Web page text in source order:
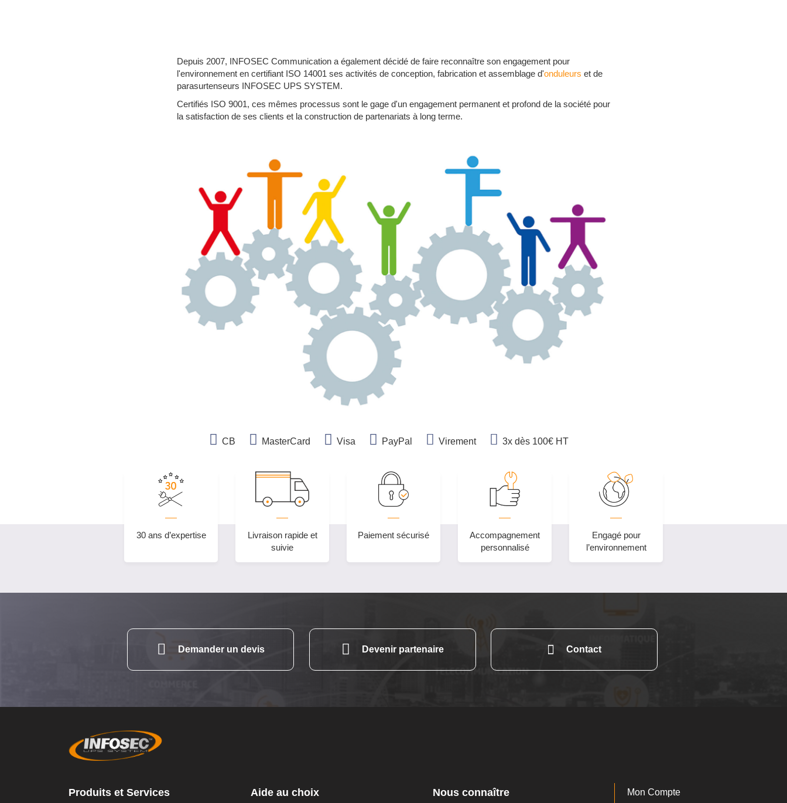
Depuis 2007, INFOSEC Communication a également décidé de faire reconnaître son engagement pour
l'environnement en certifiant ISO 14001 ses activités de conception, fabrication et assemblage d'onduleurs et de
parasurtenseurs INFOSEC UPS SYSTEM.
Certifiés ISO 9001, ces mêmes processus sont le gage d'un engagement permanent et profond de la société pour
la satisfaction de ses clients et la construction de partenariats à long terme.
CB MasterCard Visa PayPal Virement 3x dès 100€ HT
30 ans d’expertise
Livraison rapide et
suivie
Paiement sécurisé
Accompagnement
personnalisé
Engagé pour
l’environnement
Demander un devis Devenir partenaire Contact
Produits et Services Aide au choix Nous connaître Mon Compte